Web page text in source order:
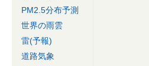
PM2.5分布予測
世界の雨雲
雷(予報)
道路気象